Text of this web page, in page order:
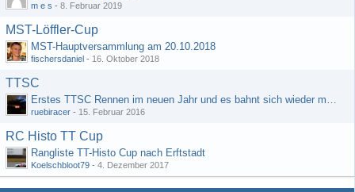
m e s - 8. Februar 2019
MST-Löffler-Cup
MST-Hauptversammlung am 20.10.2018
fischersdaniel - 16. Oktober 2018
TTSC
Erstes TTSC Rennen im neuen Jahr und es bahnt sich wieder mal eine Rekordteilnehmerzahl an
ruebiracer - 15. Februar 2016
RC Histo TT Cup
Rangliste TT-Histo Cup nach Erftstadt
Koelschbloot79 - 4. Dezember 2017